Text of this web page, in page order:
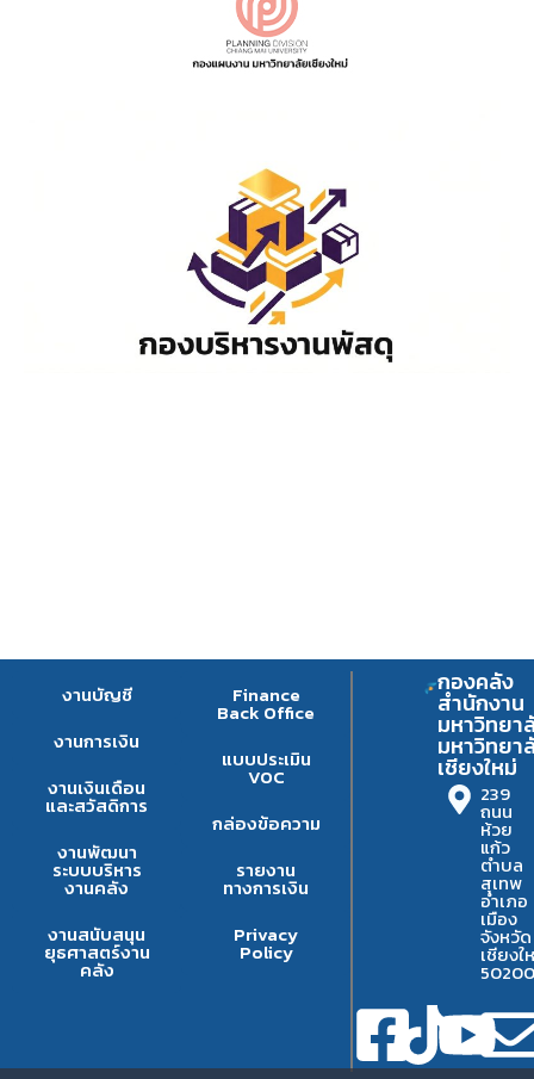
งานบัญชี
งานการเงิน
งานเงินเดือน
และสวัสดิการ
งานพัฒนา
ระบบบริหาร
งานคลัง
งานสนับสนุน
ยุธศาสตร์งาน
คลัง
Finance
Back Office
แบบประเมิน
VOC
กล่องข้อความ
รายงาน
ทางการเงิน
Privacy
Policy
กองคลัง
สำนักงาน
มหาวิทยา
มหาวิทยา
เชียงใหม่
239
ถนน
ห้วย
แก้ว
ตำบล
สุเทพ
อำเภอ
เมือง
จังหวัด
เชียงใ
50200